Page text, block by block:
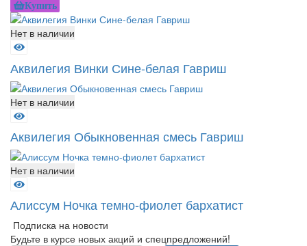
Купить
Нет в наличии
Аквилегия Винки Сине-белая Гавриш
Нет в наличии
Аквилегия Обыкновенная смесь Гавриш
Нет в наличии
Алиссум Ночка темно-фиолет бархатист
Подписка на новости
Будьте в курсе новых акций и спецпредложений!